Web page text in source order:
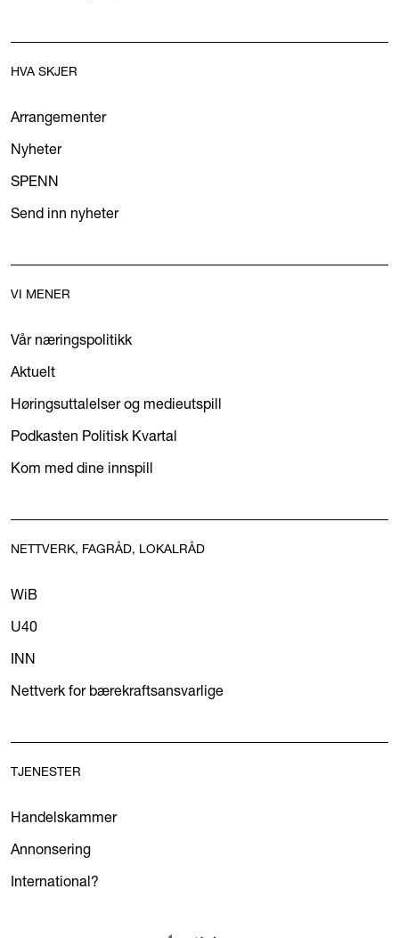
HVA SKJER
Arrangementer
Nyheter
SPENN
Send inn nyheter
VI MENER
Vår næringspolitikk
Aktuelt
Høringsuttalelser og medieutspill
Podkasten Politisk Kvartal
Kom med dine innspill
NETTVERK, FAGRÅD, LOKALRÅD
WiB
U40
INN
Nettverk for bærekraftsansvarlige
TJENESTER
Handelskammer
Annonsering
International?